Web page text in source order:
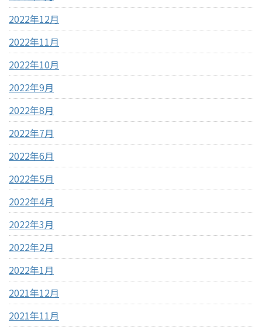
2022年12月
2022年11月
2022年10月
2022年9月
2022年8月
2022年7月
2022年6月
2022年5月
2022年4月
2022年3月
2022年2月
2022年1月
2021年12月
2021年11月